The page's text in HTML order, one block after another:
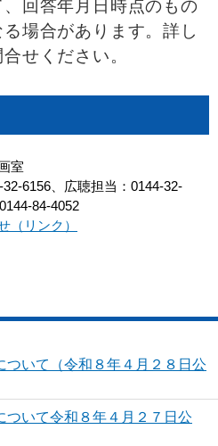
回答年月日時点のもの
場合があります。詳し
せください。
室
6156、広聴担当：0144-32-
84-4052
（リンク）
ついて（令和８年４月２８日公
ついて令和８年４月２７日公